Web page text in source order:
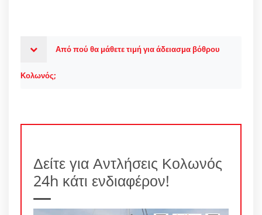
Από πού θα μάθετε τιμή για άδειασμα βόθρου
Κολωνός;
Δείτε για Αντλήσεις Κολωνός
24h κάτι ενδιαφέρον!